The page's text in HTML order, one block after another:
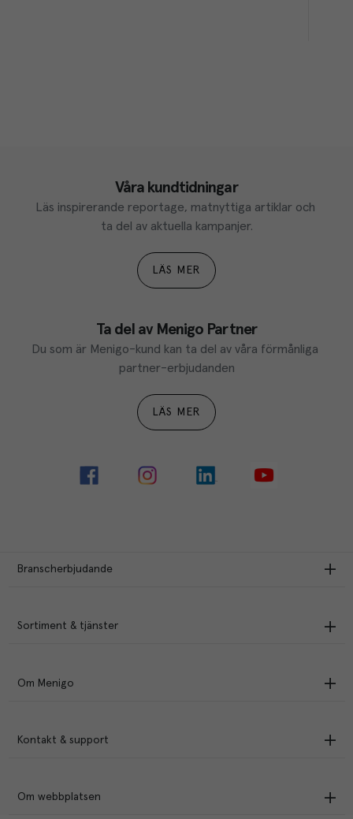
Våra kundtidningar
Läs inspirerande reportage, matnyttiga artiklar och
ta del av aktuella kampanjer.
LÄS MER
Ta del av Menigo Partner
Du som är Menigo-kund kan ta del av våra förmånliga
partner-erbjudanden
LÄS MER
Branscherbjudande
Sortiment & tjänster
Om Menigo
Kontakt & support
Om webbplatsen